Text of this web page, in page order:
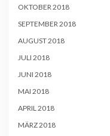
OKTOBER 2018
SEPTEMBER 2018
AUGUST 2018
JULI 2018
JUNI 2018
MAI 2018
APRIL 2018
MÄRZ 2018